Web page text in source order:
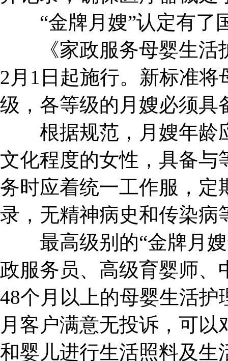
“金牌月嫂”认定有了
《家政服务母婴生活
2月1日起施行。新标准
级，各等级的月嫂必须具
根据规范，月嫂年龄
文化程度的女性，具备与
务时应着统一工作服，定
录，无精神病史和传染病
最高级别的“金牌月嫂
政服务员、高级育婴师、
48个月以上的母婴生活
月客户满意无投诉，可
和婴儿进行生活照料及生